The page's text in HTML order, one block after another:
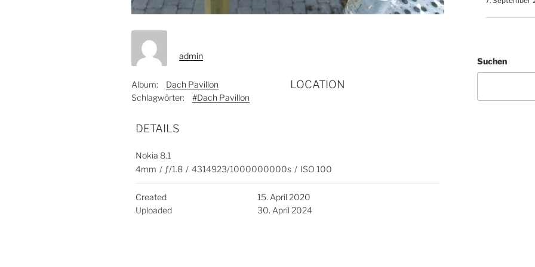
admin
Album:
Dach Pavillon
Schlagwörter:
#Dach Pavillon
LOCATION
DETAILS
Nokia 8.1
4mm / ƒ/1.8 / 4314923/1000000000s / ISO 100
Created
15. April 2020
Uploaded
30. April 2024
Suchen